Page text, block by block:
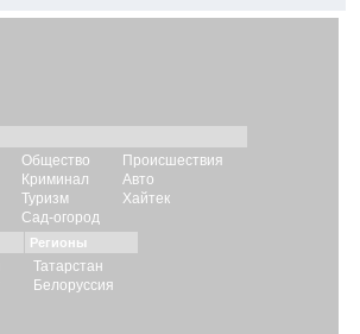
Общество
Криминал
Туризм
Сад-огород
Происшествия
Авто
Хайтек
Регионы
Татарстан
Белоруссия